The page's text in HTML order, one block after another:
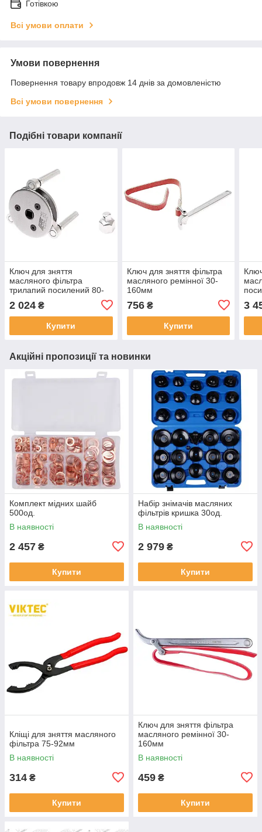
Готівкою
Всі умови оплати
Умови повернення
Повернення товару впродовж 14 днів за домовленістю
Всі умови повернення
Подібні товари компанії
Ключ для зняття
масляного фільтра
трилапий посилений 80-
2 024 ₴
Купити
Ключ для зняття фільтра
масляного ремінної 30-
160мм
756₴
Купити
3
Акційні пропозиції та новинки
Комплект мідних шайб
500од.
В наявності
2 457 ₴
Купити
Набір знімачів масляних
фільтрів кришка 30од.
В наявності
2 979 ₴
Купити
Кліщі для зняття масляного
фільтра 75-92мм
В наявності
314 ₴
Купити
Ключ для зняття фільтра
масляного ремінної 30-
160мм
В наявності
459 ₴
Купити